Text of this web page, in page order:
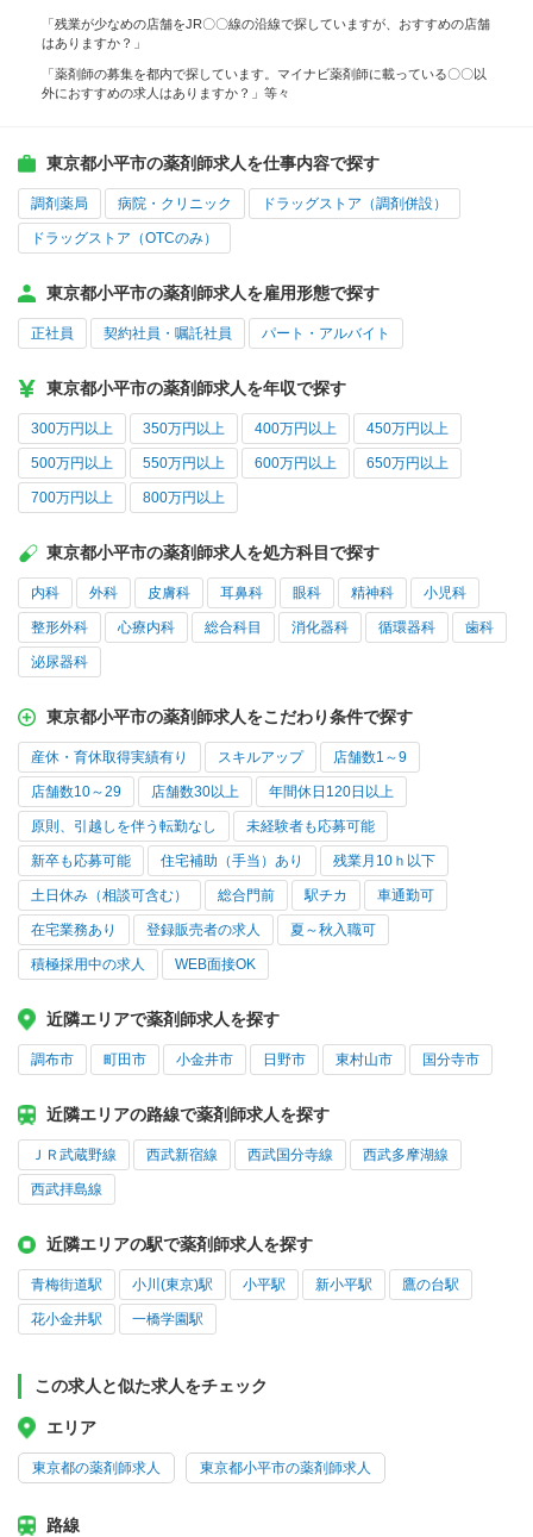
「残業が少なめの店舗をJR〇〇線の沿線で探していますが、おすすめの店舗
はありますか？」
「薬剤師の募集を都内で探しています。マイナビ薬剤師に載っている〇〇以
外におすすめの求人はありますか？」等々
東京都小平市の薬剤師求人を仕事内容で探す
調剤薬局 病院・クリニック ドラッグストア（調剤併設）
ドラッグストア（OTCのみ）
東京都小平市の薬剤師求人を雇用形態で探す
正社員 契約社員・嘱託社員 パート・アルバイト
東京都小平市の薬剤師求人を年収で探す
300万円以上 350万円以上 400万円以上 450万円以上
500万円以上 550万円以上 600万円以上 650万円以上
700万円以上 800万円以上
東京都小平市の薬剤師求人を処方科目で探す
内科 外科 皮膚科 耳鼻科 眼科 精神科 小児科
整形外科 心療内科 総合科目 消化器科 循環器科 歯科
泌尿器科
東京都小平市の薬剤師求人をこだわり条件で探す
産休・育休取得実績有り スキルアップ 店舗数1～9
店舗数10～29 店舗数30以上 年間休日120日以上
原則、引越しを伴う転勤なし 未経験者も応募可能
新卒も応募可能 住宅補助（手当）あり 残業月10ｈ以下
土日休み（相談可含む） 総合門前 駅チカ 車通勤可
在宅業務あり 登録販売者の求人 夏～秋入職可
積極採用中の求人 WEB面接OK
近隣エリアで薬剤師求人を探す
調布市 町田市 小金井市 日野市 東村山市 国分寺市
近隣エリアの路線で薬剤師求人を探す
ＪＲ武蔵野線 西武新宿線 西武国分寺線 西武多摩湖線
西武拝島線
近隣エリアの駅で薬剤師求人を探す
青梅街道駅 小川(東京)駅 小平駅 新小平駅 鷹の台駅
花小金井駅 一橋学園駅
この求人と似た求人をチェック
エリア
東京都の薬剤師求人 東京都小平市の薬剤師求人
路線